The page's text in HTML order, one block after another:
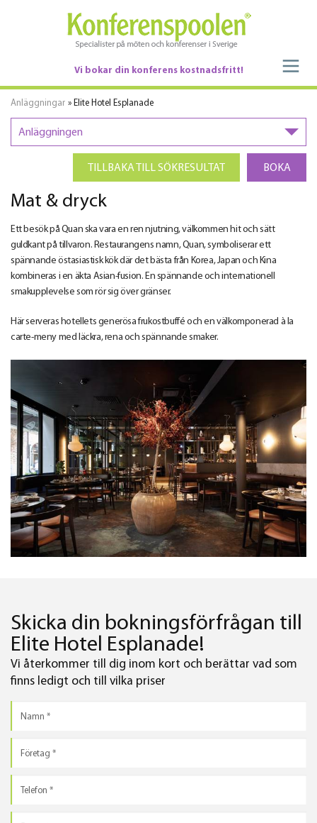
Vi bokar din konferens kostnadsfritt!
Anläggningar » Elite Hotel Esplanade
Anläggningen
BOKA
TILLBAKA TILL SÖKRESULTAT
Mat & dryck
Ett besök på Quan ska vara en ren njutning, välkommen hit och sätt
guldkant på tillvaron. Restaurangens namn, Quan, symboliserar ett
spännande östasiastisk kök där det bästa från Korea, Japan och Kina
kombineras i en äkta Asian-fusion. En spännande och internationell
smakupplevelse som rör sig över gränser.
Här serveras hotellets generösa frukostbuffé och en välkomponerad à la
carte-meny med läckra, rena och spännande smaker.
Skicka din bokningsförfrågan till
Elite Hotel Esplanade!
Vi återkommer till dig inom kort och berättar vad som
finns ledigt och till vilka priser